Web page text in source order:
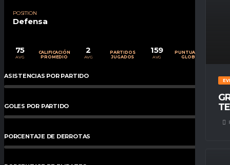
POSITION
Defensa
75
AVG
CALIFICACIÓN
PROMEDIO
2
AVG
PARTIDOS
JUGADOS
159
AVG
PUNTUACIÓN
GLOBAL
ASISTENCIAS POR PARTIDO 0%
GOLES POR PARTIDO 0%
PORCENTAJE DE DERROTAS